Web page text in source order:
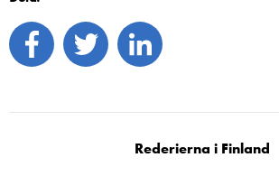
Rederierna i Finland